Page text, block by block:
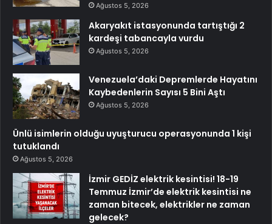
Ağustos 5, 2026
Akaryakıt istasyonunda tartıştığı 2
kardeşi tabancayla vurdu
Ağustos 5, 2026
Venezuela’daki Depremlerde Hayatını
Kaybedenlerin Sayısı 5 Bini Aştı
Ağustos 5, 2026
Ünlü isimlerin olduğu uyuşturucu operasyonunda 1 kişi
tutuklandı
Ağustos 5, 2026
İzmir GEDİZ elektrik kesintisi! 18-19
Temmuz İzmir’de elektrik kesintisi ne
zaman bitecek, elektrikler ne zaman
gelecek?